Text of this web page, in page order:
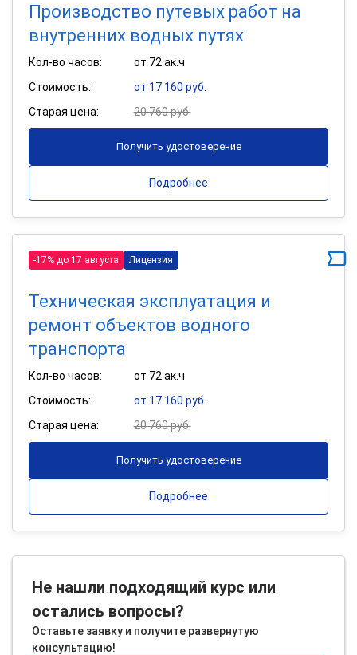
Производство путевых работ на
внутренних водных путях
Кол-во часов:
от 72 ак.ч
Стоимость:
от 17 160 руб.
Старая цена:
20 760 руб.
Получить удостоверение
Подробнее
-17% до 17 августа Лицензия
Техническая эксплуатация и
ремонт объектов водного
транспорта
Кол-во часов:
от 72 ак.ч
Стоимость:
от 17 160 руб.
Старая цена:
20 760 руб.
Получить удостоверение
Подробнее
Не нашли подходящий курс или
остались вопросы?
Оставьте заявку и получите развернутую
консультацию!